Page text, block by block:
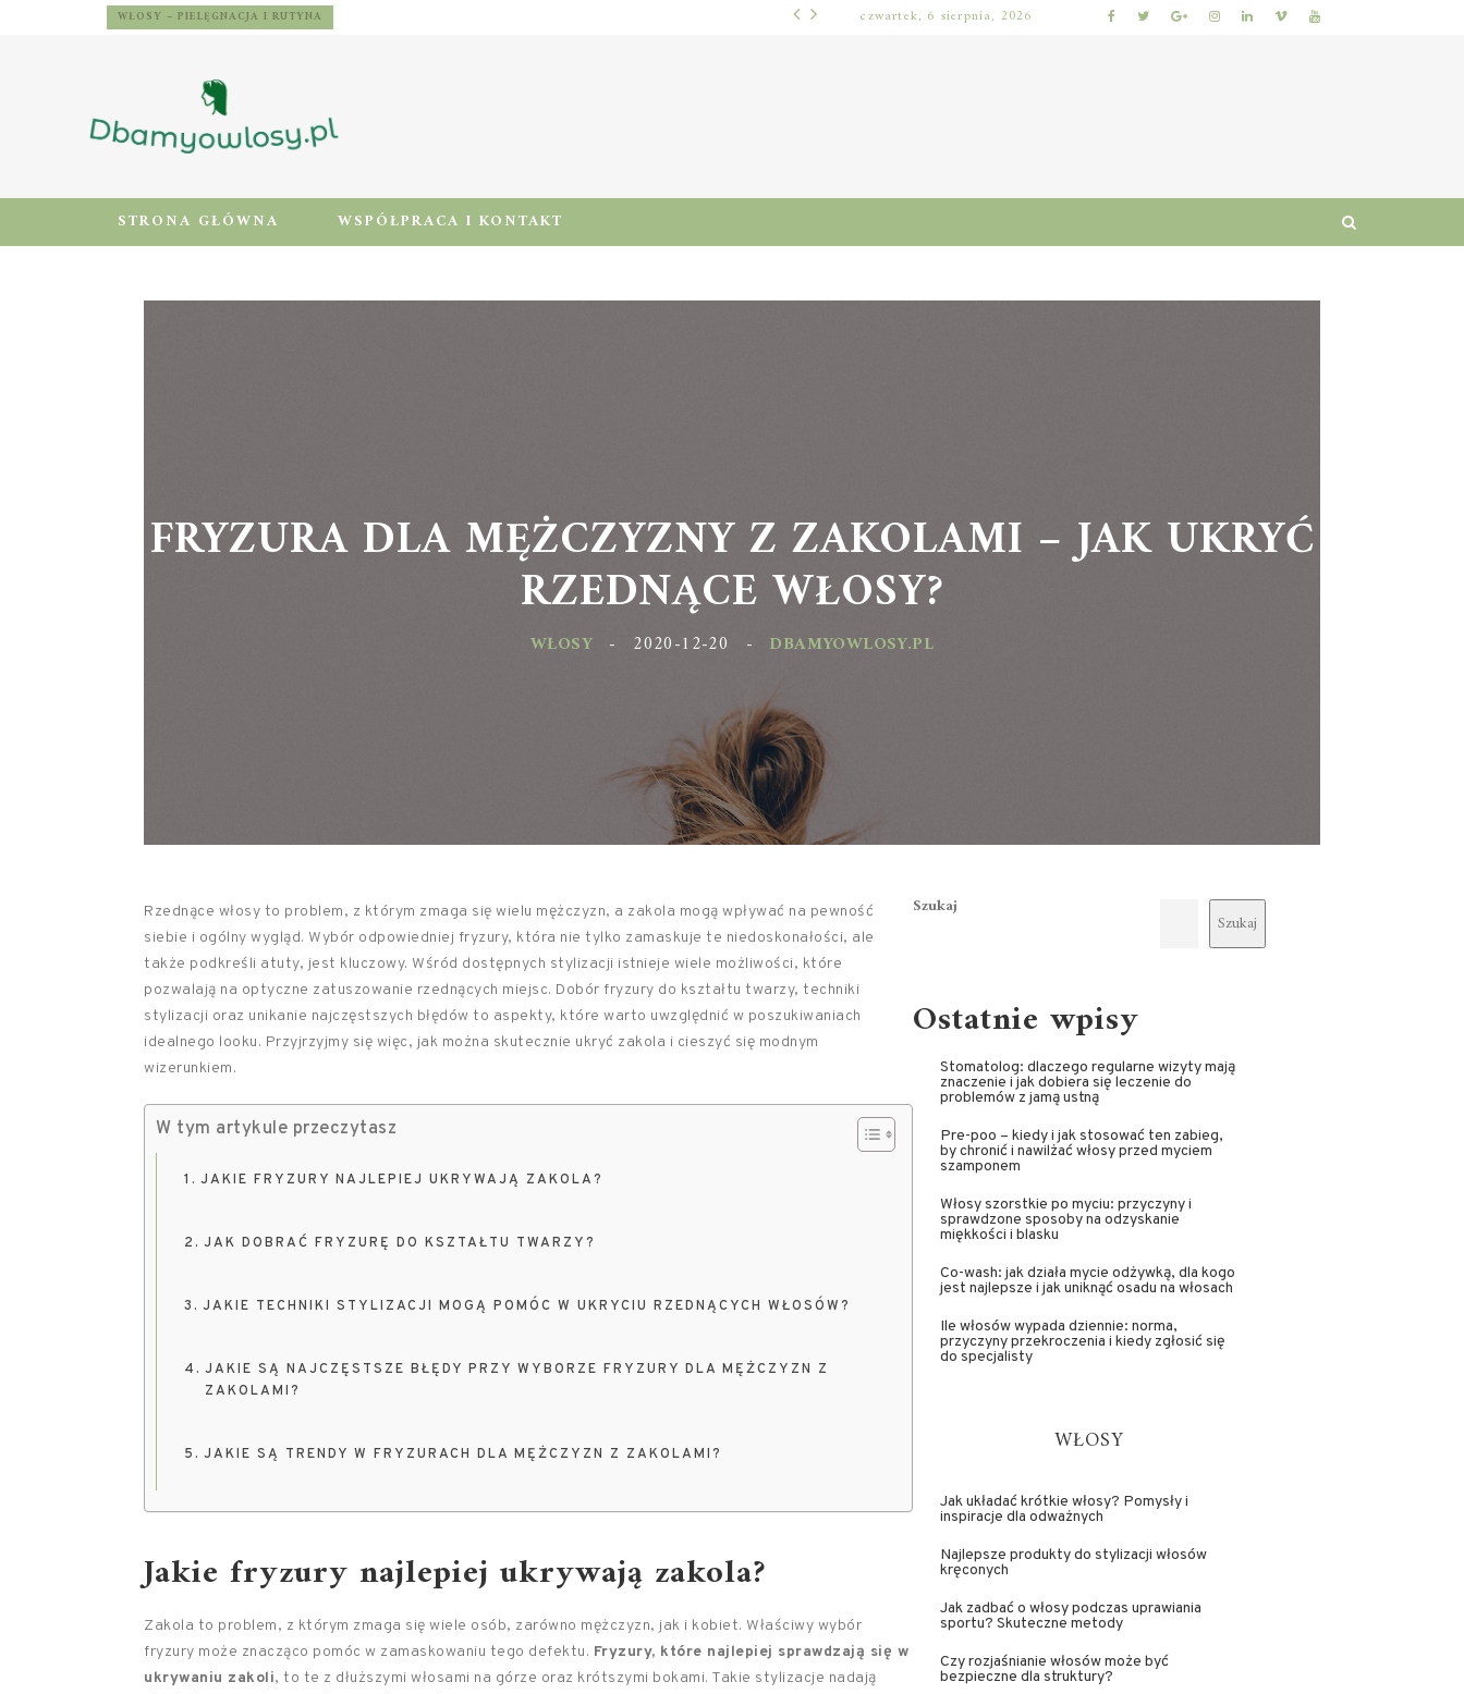
WŁOSY – PIELĘGNACJA I RUTYNA WŁOSY – PIELĘGNACJA I RUTYNA
czwartek, 6 sierpnia, 2026
STRONA GŁÓWNA WSPÓŁPRACA I KONTAKT
FRYZURA DLA MĘŻCZYZNY Z ZAKOLAMI – JAK UKRYĆ
RZEDNĄCE WŁOSY?
WŁOSY - 2020-12-20 - DBAMYOWLOSY.PL
Rzednące włosy to problem, z którym zmaga się wielu mężczyzn, a zakola mogą wpływać na pewność
siebie i ogólny wygląd. Wybór odpowiedniej fryzury, która nie tylko zamaskuje te niedoskonałości, ale
także podkreśli atuty, jest kluczowy. Wśród dostępnych stylizacji istnieje wiele możliwości, które
pozwalają na optyczne zatuszowanie rzednących miejsc. Dobór fryzury do kształtu twarzy, techniki
stylizacji oraz unikanie najczęstszych błędów to aspekty, które warto uwzględnić w poszukiwaniach
idealnego looku. Przyjrzyjmy się więc, jak można skutecznie ukryć zakola i cieszyć się modnym
wizerunkiem.
W tym artykule przeczytasz
JAKIE FRYZURY NAJLEPIEJ UKRYWAJĄ ZAKOLA?
JAK DOBRAĆ FRYZURĘ DO KSZTAŁTU TWARZY?
JAKIE TECHNIKI STYLIZACJI MOGĄ POMÓC W UKRYCIU RZEDNĄCYCH WŁOSÓW?
JAKIE SĄ NAJCZĘSTSZE BŁĘDY PRZY WYBORZE FRYZURY DLA MĘŻCZYZN Z
ZAKOLAMI?
JAKIE SĄ TRENDY W FRYZURACH DLA MĘŻCZYZN Z ZAKOLAMI?
Jakie fryzury najlepiej ukrywają zakola?
Zakola to problem, z którym zmaga się wiele osób, zarówno mężczyzn, jak i kobiet. Właściwy wybór
fryzury może znacząco pomóc w zamaskowaniu tego defektu. Fryzury, które najlepiej sprawdzają się w
ukrywaniu zakoli, to te z dłuższymi włosami na górze oraz krótszymi bokami. Takie stylizacje nadają
Szukaj
Szukaj
Ostatnie wpisy
Stomatolog: dlaczego regularne wizyty mają
znaczenie i jak dobiera się leczenie do
problemów z jamą ustną
Pre-poo – kiedy i jak stosować ten zabieg,
by chronić i nawilżać włosy przed myciem
szamponem
Włosy szorstkie po myciu: przyczyny i
sprawdzone sposoby na odzyskanie
miękkości i blasku
Co-wash: jak działa mycie odżywką, dla kogo
jest najlepsze i jak uniknąć osadu na włosach
Ile włosów wypada dziennie: norma,
przyczyny przekroczenia i kiedy zgłosić się
do specjalisty
WŁOSY
Jak układać krótkie włosy? Pomysły i
inspiracje dla odważnych
Najlepsze produkty do stylizacji włosów
kręconych
Jak zadbać o włosy podczas uprawiania
sportu? Skuteczne metody
Czy rozjaśnianie włosów może być
bezpieczne dla struktury?